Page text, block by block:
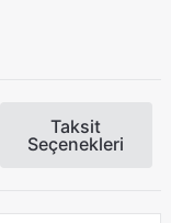
Taksit
Seçenekleri